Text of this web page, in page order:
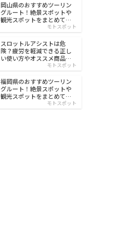
岡山県のおすすめツーリン
グルート！絶景スポットや
観光スポットをまとめて紹
モトスポット
スロットルアシストは危
険？疲労を軽減できる正し
い使い方やオススメ商品を
モトスポット
福岡県のおすすめツーリン
グルート！絶景スポットや
観光スポットをまとめて紹
モトスポット